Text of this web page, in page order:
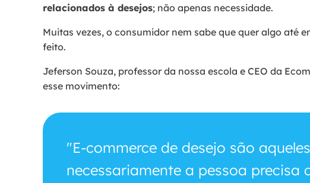
relacionados à desejos; não apenas necessidade.
Muitas vezes, o consumidor nem sabe que quer algo até
feito.
Jeferson Souza, professor da nossa escola e CEO da
esse movimento:
"E-commerce de desejo são
necessariamente a pessoa precisa